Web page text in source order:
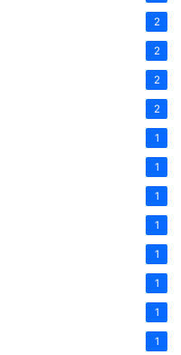
2
2
2
2
1
1
1
1
1
1
1
1